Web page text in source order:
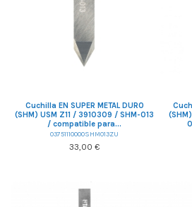
Cuchilla EN SUPER METAL DURO
(SHM) USM Z11 / 3910309 / SHM-013
/ compatible para...
03751110000SHM013ZU
33,00 €